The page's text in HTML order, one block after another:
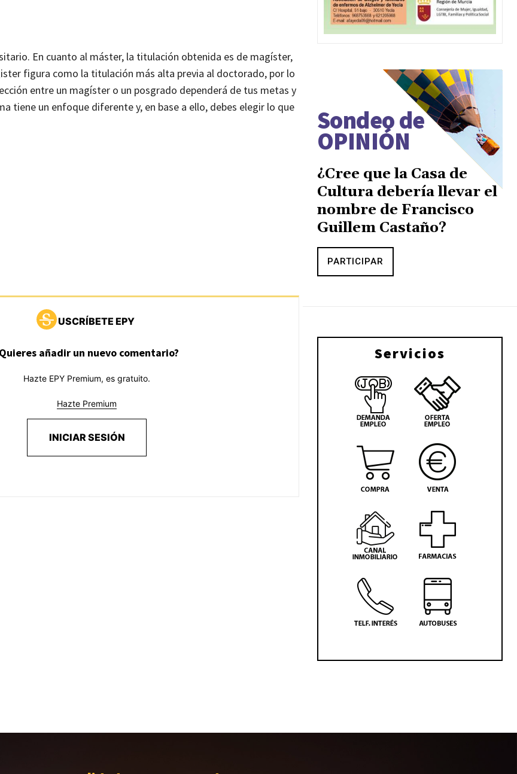
En cuanto al máster, la titulación obtenida es de magíster,
figura como la titulación más alta previa al doctorado, por lo
entre un magíster o un posgrado dependerá de tus metas y
tiene un enfoque diferente y, en base a ello, debes elegir lo que
USCRÍBETE EPY
añadir un nuevo comentario?
Hazte EPY Premium, es gratuito.
Hazte Premium
INICIAR SESIÓN
Sondeo de
OPINIÓN
¿Cree que la Casa de
Cultura debería llevar el
nombre de Francisco
Guillem Castaño?
PARTICIPAR
Servicios